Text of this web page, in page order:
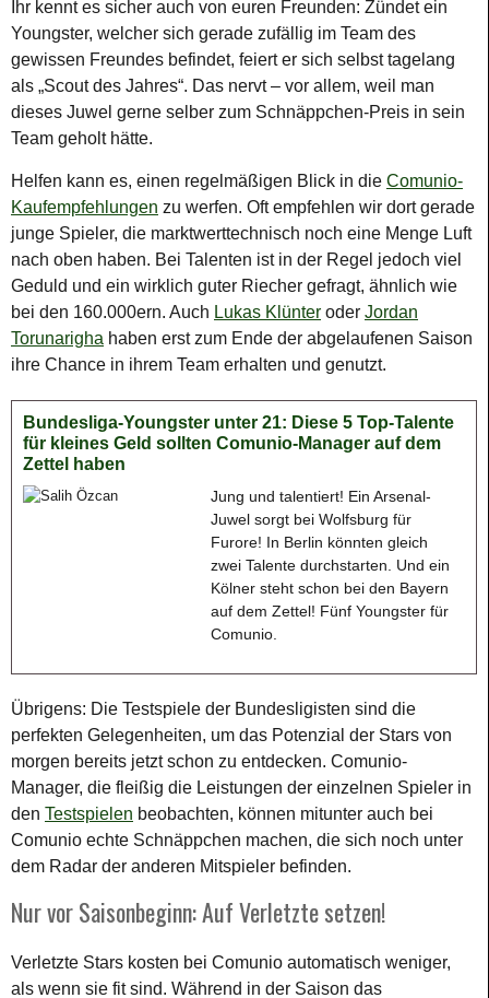
Ihr kennt es sicher auch von euren Freunden: Zündet ein
Youngster, welcher sich gerade zufällig im Team des
gewissen Freundes befindet, feiert er sich selbst tagelang
als „Scout des Jahres“. Das nervt – vor allem, weil man
dieses Juwel gerne selber zum Schnäppchen-Preis in sein
Team geholt hätte.
Helfen kann es, einen regelmäßigen Blick in die Comunio-
Kaufempfehlungen zu werfen. Oft empfehlen wir dort gerade
junge Spieler, die marktwerttechnisch noch eine Menge Luft
nach oben haben. Bei Talenten ist in der Regel jedoch viel
Geduld und ein wirklich guter Riecher gefragt, ähnlich wie
bei den 160.000ern. Auch Lukas Klünter oder Jordan
Torunarigha haben erst zum Ende der abgelaufenen Saison
ihre Chance in ihrem Team erhalten und genutzt.
Bundesliga-Youngster unter 21: Diese 5 Top-Talente
für kleines Geld sollten Comunio-Manager auf dem
Zettel haben
Jung und talentiert! Ein Arsenal-
Juwel sorgt bei Wolfsburg für
Furore! In Berlin könnten gleich
zwei Talente durchstarten. Und ein
Kölner steht schon bei den Bayern
auf dem Zettel! Fünf Youngster für
Comunio.
Übrigens: Die Testspiele der Bundesligisten sind die
perfekten Gelegenheiten, um das Potenzial der Stars von
morgen bereits jetzt schon zu entdecken. Comunio-
Manager, die fleißig die Leistungen der einzelnen Spieler in
den Testspielen beobachten, können mitunter auch bei
Comunio echte Schnäppchen machen, die sich noch unter
dem Radar der anderen Mitspieler befinden.
Nur vor Saisonbeginn: Auf Verletzte setzen!
Verletzte Stars kosten bei Comunio automatisch weniger,
als wenn sie fit sind. Während in der Saison das